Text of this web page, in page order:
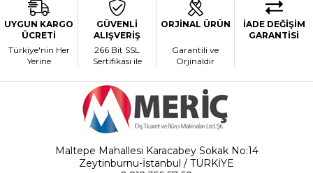
UYGUN KARGO
ÜCRETİ
Türkiye'nin Her
Yerine
GÜVENLİ
ALIŞVERİŞ
266 Bit SSL
Sertifikası ile
ORJİNAL ÜRÜN
Garantili ve
Orjinaldir
İADE DEĞİŞİM
GARANTİSİ
Maltepe Mahallesi Karacabey Sokak No:14
Zeytinburnu-İstanbul / TÜRKİYE